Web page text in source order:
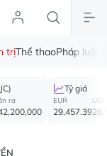
trịThể thaoPháp luật
ra
Tỷ giá
EUR
29,457.39
USD